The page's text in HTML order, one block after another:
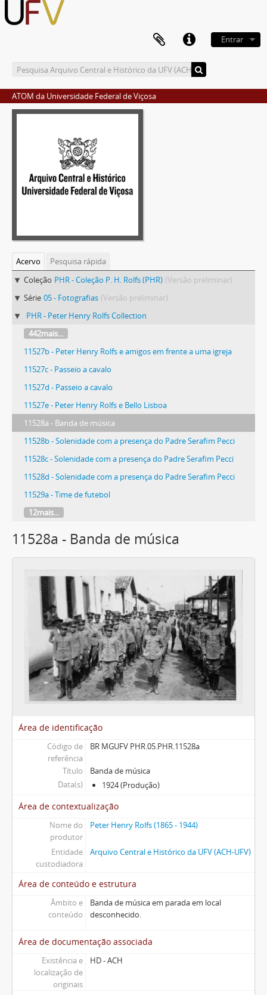
Entrar
ATOM da Universidade Federal de Viçosa
Acervo
Pesquisa rápida
Coleção PHR - Coleção P. H. Rolfs (PHR) (Versão preliminar)
Série 05 - Fotografias (Versão preliminar)
PHR - Peter Henry Rolfs Collection
442mais...
11527b - Peter Henry Rolfs e amigos em frente a uma igreja
11527c - Passeio a cavalo
11527d - Passeio a cavalo
11527e - Peter Henry Rolfs e Bello Lisboa
11528a - Banda de música
11528b - Solenidade com a presença do Padre Serafim Pecci
11528c - Solenidade com a presença do Padre Serafim Pecci
11528d - Solenidade com a presença do Padre Serafim Pecci
11529a - Time de futebol
12mais...
11528a - Banda de música
Área de identificação
Código de
referência
BR MGUFV PHR.05.PHR.11528a
Título
Banda de música
Data(s)
1924 (Produção)
Área de contextualização
Nome do
produtor
Peter Henry Rolfs (1865 - 1944)
Entidade
custodiadora
Arquivo Central e Histórico da UFV (ACH-UFV)
Área de conteúdo e estrutura
Âmbito e
conteúdo
Banda de música em parada em local
desconhecido.
Área de documentação associada
Existência e
localização de
originais
HD - ACH